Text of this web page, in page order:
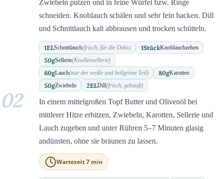
Zwiebeln putzen und in feine Würfel bzw. Ringe
schneiden. Knoblauch schälen und sehr fein hacken. Dill
und Schnittlauch kalt abbrausen und trocken schütteln.
1ELSchnittlauch(frisch, für die Deko) 1StückKnoblauchzehen
50gSellerie(Knollensellerie)
60gLauch(nur der weiße und hellgrüne Teil) 80gKarotten
50gZwiebeln 2ELDill(frisch, gehäuft)
02
In einem mittelgroßen Topf Butter und Olivenöl bei
mittlerer Hitze erhitzen, Zwiebeln, Karotten, Sellerie und
Lauch zugeben und unter Rühren 5–7 Minuten glasig
andünsten, ohne sie bräunen zu lassen.
Wartezeit 7 min